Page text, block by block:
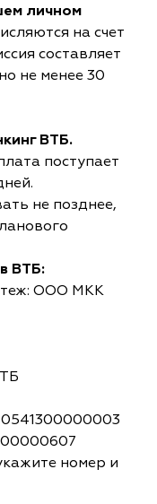
личном
на счет
составляет
не менее 30
ВТБ.
поступает
не позднее,
ВТБ:
ООО МКК
номер и